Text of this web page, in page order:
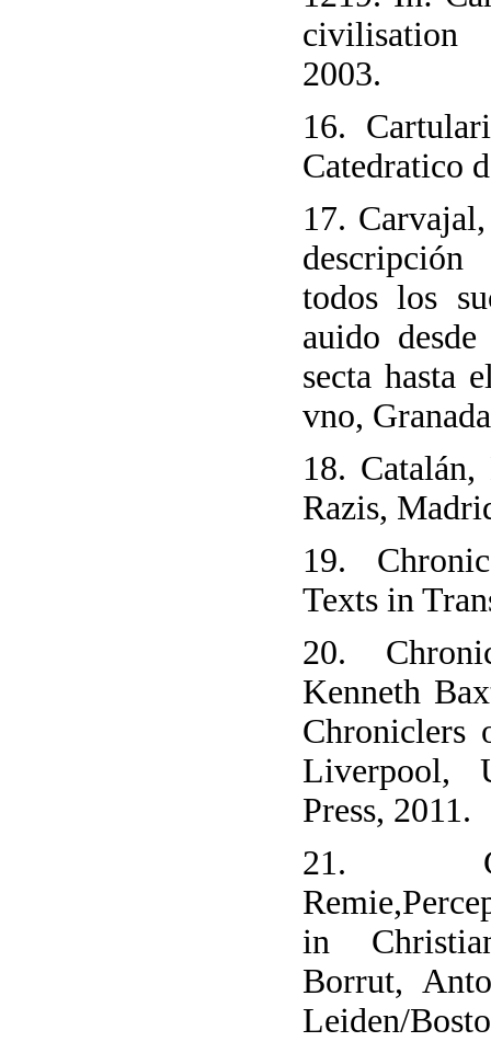
civilisation
2003.
16.
Catedratico
17.
todos los
auido
secta hasta
vno,
18.
Razis,
19.
Texts in
20.
Kenneth
Chroniclers
Liverpool,
Press, 2011.
21.
in
Borrut,
Leiden/